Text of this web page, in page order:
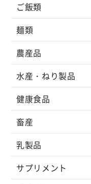
ご飯類
麺類
農産品
水産・ねり製品
健康食品
畜産
乳製品
サプリメント